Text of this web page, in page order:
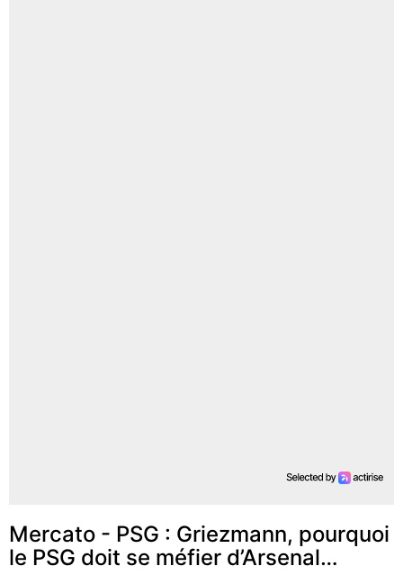
Mercato - PSG : Griezmann, pourquoi
le PSG doit se méfier d’Arsenal…